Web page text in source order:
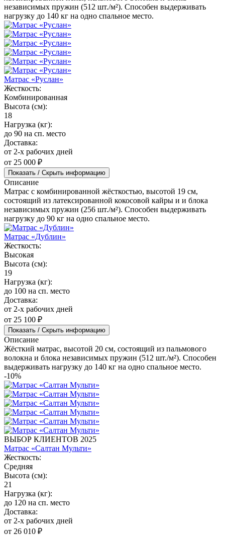
независимых пружин (512 шт./м²). Способен выдерживать
нагрузку до 140 кг на одно спальное место.
Матрас «Руслан»
Жесткость:
Комбинированная
Высота (см):
18
Нагрузка (кг):
до 90 на сп. место
Доставка:
от 2-х рабочих дней
от 25 000 ₽
Показать / Скрыть информацию
Описание
Матрас с комбинированной жёсткостью, высотой 19 см,
состоящий из латексированной кокосовой кайры и и блока
независимых пружин (256 шт./м²). Способен выдерживать
нагрузку до 90 кг на одно спальное место.
Матрас «Дублин»
Жесткость:
Высокая
Высота (см):
19
Нагрузка (кг):
до 100 на сп. место
Доставка:
от 2-х рабочих дней
от 25 100 ₽
Показать / Скрыть информацию
Описание
Жёсткий матрас, высотой 20 см, состоящий из пальмового
волокна и блока независимых пружин (512 шт./м²). Способен
выдерживать нагрузку до 140 кг на одно спальное место.
-10%
ВЫБОР КЛИЕНТОВ 2025
Матрас «Салтан Мульти»
Жесткость:
Средняя
Высота (см):
21
Нагрузка (кг):
до 120 на сп. место
Доставка:
от 2-х рабочих дней
от 26 010 ₽